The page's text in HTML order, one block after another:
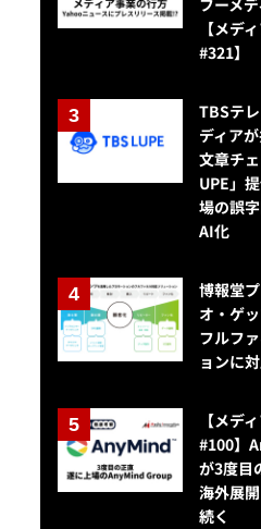
フーメ
【メデ
#321】
TBSテ
ディア
文章チ
UPE」
場の誤
AI化
博報堂
オ・ゲ
フルフ
ョンに
【メデ
#100】
が3度目
海外展
続く